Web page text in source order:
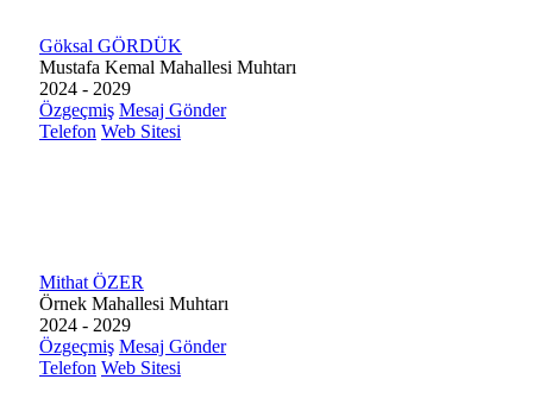
Göksal GÖRDÜK
Mustafa Kemal Mahallesi Muhtarı
2024 - 2029
Özgeçmiş Mesaj Gönder
Telefon Web Sitesi
Mithat ÖZER
Örnek Mahallesi Muhtarı
2024 - 2029
Özgeçmiş Mesaj Gönder
Telefon Web Sitesi